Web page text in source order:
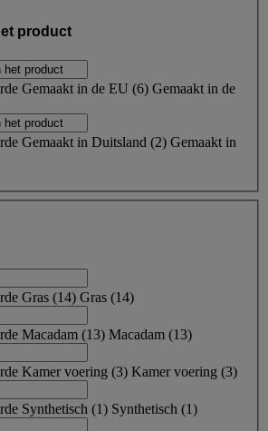
product
Gemaakt in de EU (6) Gemaakt in de
Gemaakt in Duitsland (2) Gemaakt in
Gras (14) Gras (14)
Macadam (13) Macadam (13)
Kamer voering (3) Kamer voering (3)
Synthetisch (1) Synthetisch (1)